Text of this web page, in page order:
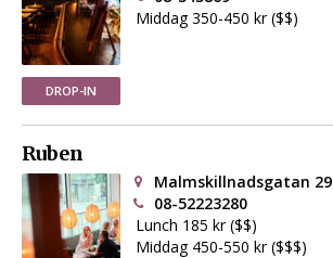
DROP-IN
Middag 350-450 kr ($$)
Ruben
Malmskillnadsgatan 29
08-52223280
Lunch 185 kr ($$)
Middag 450-550 kr ($$$)